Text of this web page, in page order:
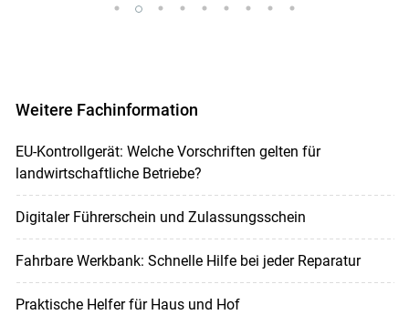
Weitere Fachinformation
EU-Kontrollgerät: Welche Vorschriften gelten für
landwirtschaftliche Betriebe?
Digitaler Führerschein und Zulassungsschein
Fahrbare Werkbank: Schnelle Hilfe bei jeder Reparatur
Praktische Helfer für Haus und Hof